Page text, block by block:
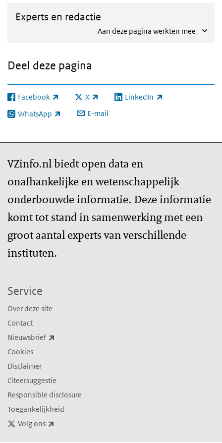
Experts en redactie
Aan deze pagina werkten mee
Deel deze pagina
Facebook
(externe link) X
(externe link) LinkedIn
(externe link)
WhatsApp
(externe link) E-mail
VZinfo.nl biedt open data en
onafhankelijke en wetenschappelijk
onderbouwde informatie. Deze informatie
komt tot stand in samenwerking met een
groot aantal experts van verschillende
instituten.
Service
Over deze site
Contact
Nieuwsbrief
Cookies
Disclaimer
Citeersuggestie
Responsible disclosure
Toegankelijkheid
Volg ons